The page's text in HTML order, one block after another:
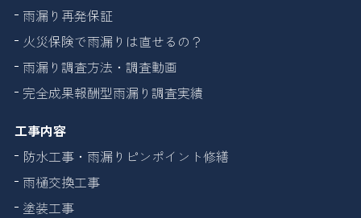
雨漏り再発保証
火災保険で雨漏りは直せるの？
雨漏り調査方法・調査動画
完全成果報酬型雨漏り調査実績
工事内容
防水工事・雨漏りピンポイント修繕
雨樋交換工事
塗装工事